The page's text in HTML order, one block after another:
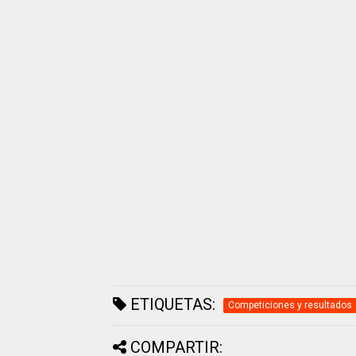
ETIQUETAS: Competiciones y resultados
COMPARTIR: